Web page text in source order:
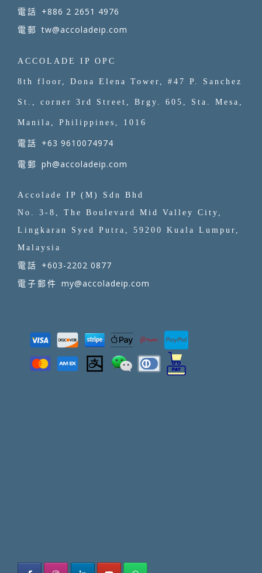
電話 +886 2 2651 4976
電郵tw@accoladeip.com
ACCOLADE IP OPC
8th floor, Dona Elena Tower, #47 P. Sanchez
St., corner 3rd Street, Brgy. 605, Sta. Mesa,
Manila, Philippines, 1016
電話 +63 9610074974
電郵 ph@accoladeip.com
Accolade IP (M) Sdn Bhd
No. 3-8, The Boulevard Mid Valley City,
Lingkaran Syed Putra, 59200 Kuala Lumpur,
Malaysia
電話 +603-2202 0877
電子郵件 my@accoladeip.com